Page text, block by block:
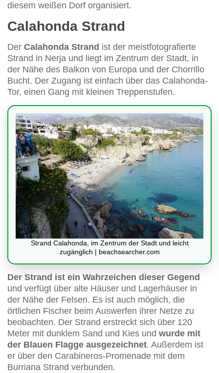
diesem weißen Dorf organisiert.
Calahonda Strand
Der Calahonda Strand ist der meistfotografierte
Strand in Nerja und liegt im Zentrum der Stadt, in
der Nähe des Balkon von Europa und der Chorrillo
Bucht. Der Zugang ist einfach über das Calahonda-
Tor, einen Gang mit kleinen Treppenstufen.
Strand Calahonda, im Zentrum der Stadt und leicht
zugänglich | beachsearcher.com
Der Strand ist ein Wahrzeichen dieser Gegend
und verfügt über alte Häuser und Lagerhäuser in
der Nähe der Felsen. Es ist auch möglich, die
örtlichen Fischer beim Auswerfen ihrer Netze zu
beobachten. Der Strand erstreckt sich über 120
Meter mit dunklem Sand und Kies und wurde mit
der Blauen Flagge ausgezeichnet. Außerdem ist
er über den Carabineros-Promenade mit dem
Burriana Strand verbunden.